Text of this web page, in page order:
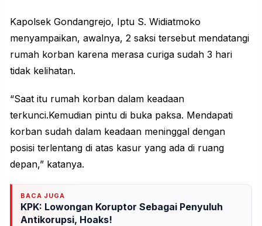
Kapolsek Gondangrejo, Iptu S. Widiatmoko
menyampaikan, awalnya, 2 saksi tersebut mendatangi
rumah korban karena merasa curiga sudah 3 hari
tidak kelihatan.
“Saat itu rumah korban dalam keadaan
terkunci.Kemudian pintu di buka paksa. Mendapati
korban sudah dalam keadaan meninggal dengan
posisi terlentang di atas kasur yang ada di ruang
depan,” katanya.
BACA JUGA
KPK: Lowongan Koruptor Sebagai Penyuluh
Antikorupsi, Hoaks!